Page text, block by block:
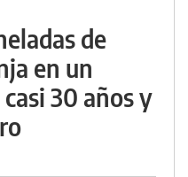
de
en un
30 años y